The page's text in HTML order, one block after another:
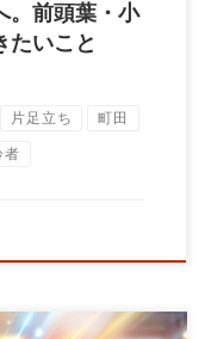
。前頭葉・小
たいこと
片足立ち 町田
者